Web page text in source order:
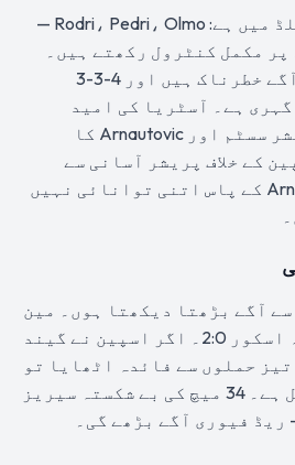
اسپین کی طاقت مڈفیلڈ میں ہے: Rodri، Pedri، Olmo —
مکمل کنٹرول رکھتے ہیں۔
Yamal اور Oyarzabal آگے خطرناک ہیں اور 4-3-3
گہری ہے۔ آسٹریا کی امید
Rangnick کا ہائی پریشر سسٹم اور Arnautovic کا
کے خلاف پریشر آسانی سے
ٹوٹتا ہے اور Arnautovic کے پاس اتنی توانائی نہیں
آگے بڑھتا دیکھتا ہوں۔ مین
پک: اسپین -1.5، ممکنہ اسکور 2:0۔ اگر اسپین نے گیند
حملوں سے فائدہ اٹھایا تو
آسٹریا کا ڈٹنا مشکل ہے۔ 34 میچ کی بے شکستہ سیریز
فیوری آگے بڑھے گی۔